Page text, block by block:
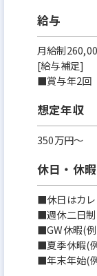
給与
月給制
[給与補足]
■賞与年2回
想定年収
350万円〜
休日・休暇
■休日はカ
■週休二日
■GW休暇(
■夏季休暇(
■年末年始(